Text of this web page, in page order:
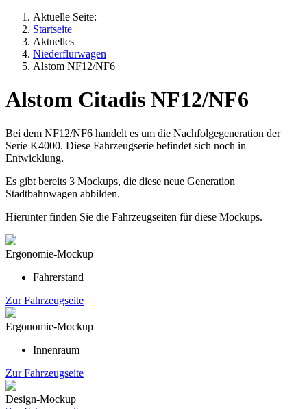
Aktuelle Seite:
Startseite
Aktuelles
Niederflurwagen
Alstom NF12/NF6
Alstom Citadis NF12/NF6
Bei dem NF12/NF6 handelt es um die Nachfolgegeneration der
Serie K4000. Diese Fahrzeugserie befindet sich noch in
Entwicklung.
Es gibt bereits 3 Mockups, die diese neue Generation
Stadtbahnwagen abbilden.
Hierunter finden Sie die Fahrzeugseiten für diese Mockups.
Ergonomie-Mockup
Fahrerstand
Zur Fahrzeugseite
Ergonomie-Mockup
Innenraum
Zur Fahrzeugseite
Design-Mockup